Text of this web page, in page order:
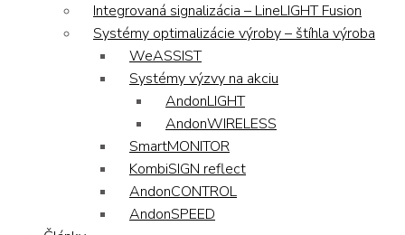
Integrovaná signalizácia – LineLIGHT Fusion
Systémy optimalizácie výroby – štíhla výroba
WeASSIST
Systémy výzvy na akciu
AndonLIGHT
AndonWIRELESS
SmartMONITOR
KombiSIGN reflect
AndonCONTROL
AndonSPEED